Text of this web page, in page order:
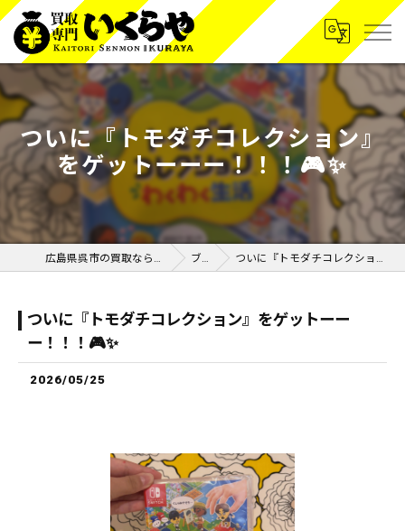
ついに『トモダチコレクション』
をゲットーーー！！！🎮✨
広島県呉市の買取なら買取専門いくらや呉広店 ブログ ついに『トモダチコレクション』をゲットーーー！！！🎮✨
ついに『トモダチコレクション』をゲットーー
ー！！！🎮✨
2026/05/25